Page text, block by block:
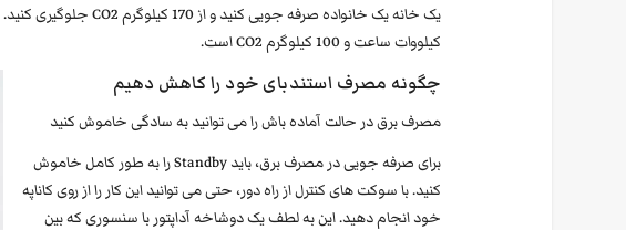
کیلووات ساعت و 100 کیلوگرم CO2 است.
چگونه مصرف استندبای خود را کاهش دهیم
مصرف برق در حالت آماده باش را می توانید به سادگی خاموش کنید
برای صرفه جویی در مصرف برق، باید Standby را به طور کامل خاموش
کنید. با سوکت های کنترل از راه دور، حتی می توانید این کار را از روی کاناپه
خود انجام دهید. این به لطف یک دوشاخه آداپتور با سنسوری که بین